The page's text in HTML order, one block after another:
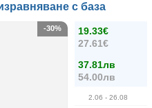
с база
19.33€
27.61€
37.81лв
54.00лв
2.06 - 26.08
-30%